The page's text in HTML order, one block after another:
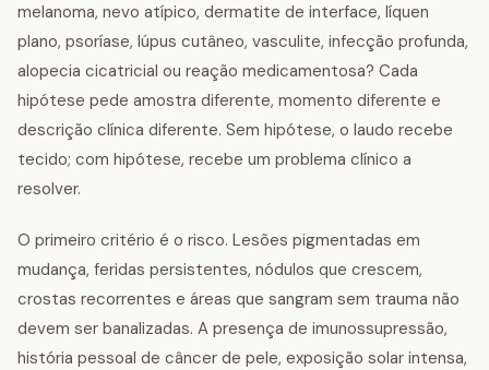
melanoma, nevo atípico, dermatite de interface, líquen
plano, psoríase, lúpus cutâneo, vasculite, infecção profunda,
alopecia cicatricial ou reação medicamentosa? Cada
hipótese pede amostra diferente, momento diferente e
descrição clínica diferente. Sem hipótese, o laudo recebe
tecido; com hipótese, recebe um problema clínico a
resolver.
O primeiro critério é o risco. Lesões pigmentadas em
mudança, feridas persistentes, nódulos que crescem,
crostas recorrentes e áreas que sangram sem trauma não
devem ser banalizadas. A presença de imunossupressão,
história pessoal de câncer de pele, exposição solar intensa,